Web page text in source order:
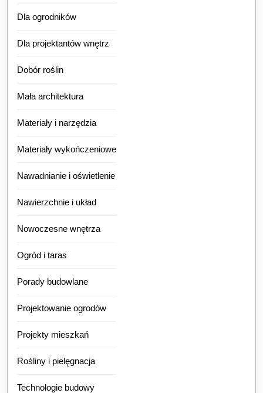
Dla ogrodników
Dla projektantów wnętrz
Dobór roślin
Mała architektura
Materiały i narzędzia
Materiały wykończeniowe
Nawadnianie i oświetlenie
Nawierzchnie i układ
Nowoczesne wnętrza
Ogród i taras
Porady budowlane
Projektowanie ogrodów
Projekty mieszkań
Rośliny i pielęgnacja
Technologie budowy